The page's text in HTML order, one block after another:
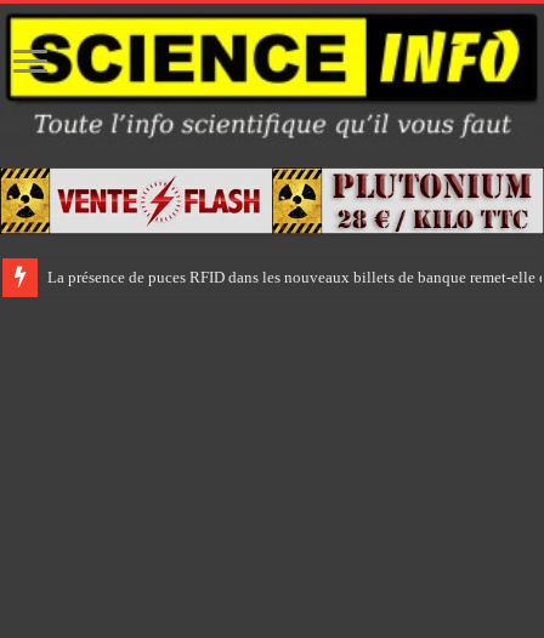
La présence de puces RFID dans les nouveaux billets de banque remet-